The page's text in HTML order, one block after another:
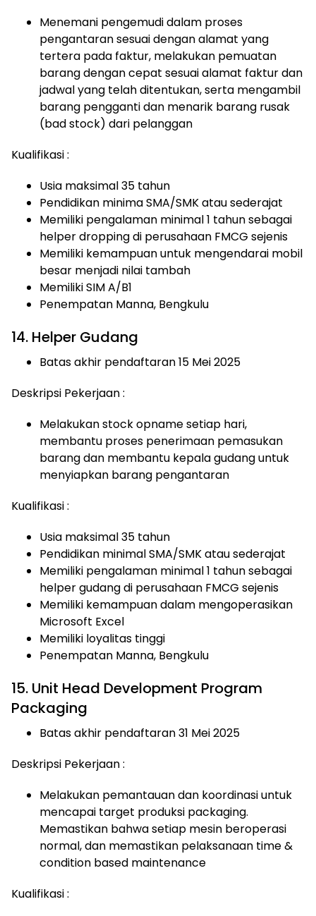
Menemani pengemudi dalam proses
pengantaran sesuai dengan alamat yang
tertera pada faktur, melakukan pemuatan
barang dengan cepat sesuai alamat faktur dan
jadwal yang telah ditentukan, serta mengambil
barang pengganti dan menarik barang rusak
(bad stock) dari pelanggan
Kualifikasi :
Usia maksimal 35 tahun
Pendidikan minima SMA/SMK atau sederajat
Memiliki pengalaman minimal 1 tahun sebagai
helper dropping di perusahaan FMCG sejenis
Memiliki kemampuan untuk mengendarai mobil
besar menjadi nilai tambah
Memiliki SIM A/B1
Penempatan Manna, Bengkulu
14. Helper Gudang
Batas akhir pendaftaran 15 Mei 2025
Deskripsi Pekerjaan :
Melakukan stock opname setiap hari,
membantu proses penerimaan pemasukan
barang dan membantu kepala gudang untuk
menyiapkan barang pengantaran
Kualifikasi :
Usia maksimal 35 tahun
Pendidikan minimal SMA/SMK atau sederajat
Memiliki pengalaman minimal 1 tahun sebagai
helper gudang di perusahaan FMCG sejenis
Memiliki kemampuan dalam mengoperasikan
Microsoft Excel
Memiliki loyalitas tinggi
Penempatan Manna, Bengkulu
15. Unit Head Development Program
Packaging
Batas akhir pendaftaran 31 Mei 2025
Deskripsi Pekerjaan :
Melakukan pemantauan dan koordinasi untuk
mencapai target produksi packaging.
Memastikan bahwa setiap mesin beroperasi
normal, dan memastikan pelaksanaan time &
condition based maintenance
Kualifikasi :